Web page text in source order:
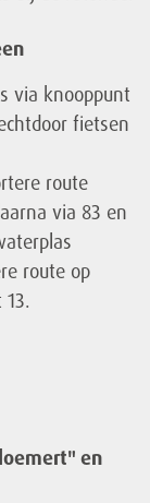
via knooppunt
fietsen
route
via 83 en
route op
en